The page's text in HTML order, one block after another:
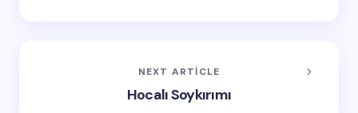
NEXT ARTICLE
Hocalı Soykırımı